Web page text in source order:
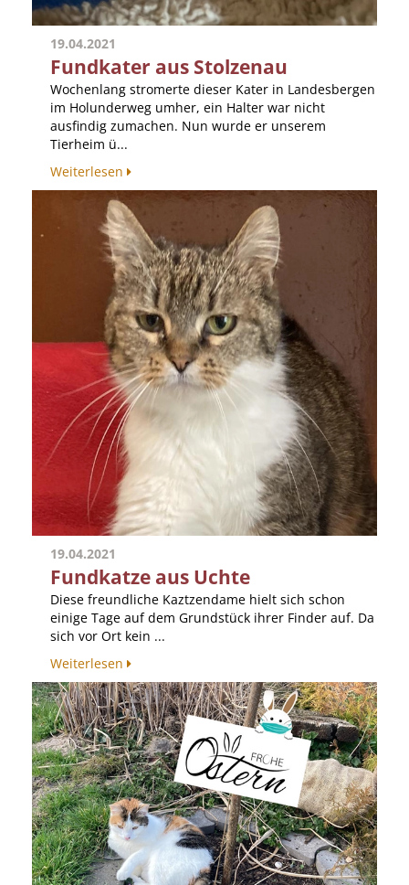
19.04.2021
Fundkater aus Stolzenau
Wochenlang stromerte dieser Kater in Landesbergen
im Holunderweg umher, ein Halter war nicht
ausfindig zumachen. Nun wurde er unserem
Tierheim ü...
Weiterlesen
19.04.2021
Fundkatze aus Uchte
Diese freundliche Kaztzendame hielt sich schon
einige Tage auf dem Grundstück ihrer Finder auf. Da
sich vor Ort kein ...
Weiterlesen